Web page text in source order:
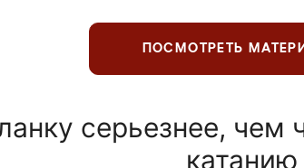
ПОСМОТРЕТЬ
серьезнее, чем
катанию